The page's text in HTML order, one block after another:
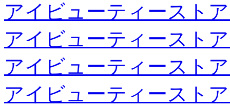
アイビューティースト
アイビューティースト
アイビューティースト
アイビューティースト